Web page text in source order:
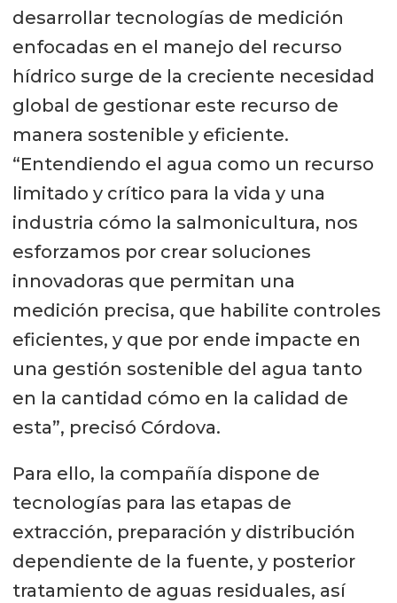
desarrollar tecnologías de medición
enfocadas en el manejo del recurso
hídrico surge de la creciente necesidad
global de gestionar este recurso de
manera sostenible y eficiente.
“Entendiendo el agua como un recurso
limitado y crítico para la vida y una
industria cómo la salmonicultura, nos
esforzamos por crear soluciones
innovadoras que permitan una
medición precisa, que habilite controles
eficientes, y que por ende impacte en
una gestión sostenible del agua tanto
en la cantidad cómo en la calidad de
esta”, precisó Córdova.
Para ello, la compañía dispone de
tecnologías para las etapas de
extracción, preparación y distribución
dependiente de la fuente, y posterior
tratamiento de aguas residuales, así